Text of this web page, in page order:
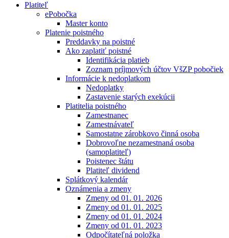
Platiteľ
ePobočka
Master konto
Platenie poistného
Preddavky na poistné
Ako zaplatiť poistné
Identifikácia platieb
Zoznam príjmových účtov VšZP pobočiek
Informácie k nedoplatkom
Nedoplatky
Zastavenie starých exekúcii
Platitelia poistného
Zamestnanec
Zamestnávateľ
Samostatne zárobkovo činná osoba
Dobrovoľne nezamestnaná osoba
(samoplatiteľ)
Poistenec štátu
Platiteľ dividend
Splátkový kalendár
Oznámenia a zmeny
Zmeny od 01. 01. 2026
Zmeny od 01. 01. 2025
Zmeny od 01. 01. 2024
Zmeny od 01. 01. 2023
Odpočítateľná položka